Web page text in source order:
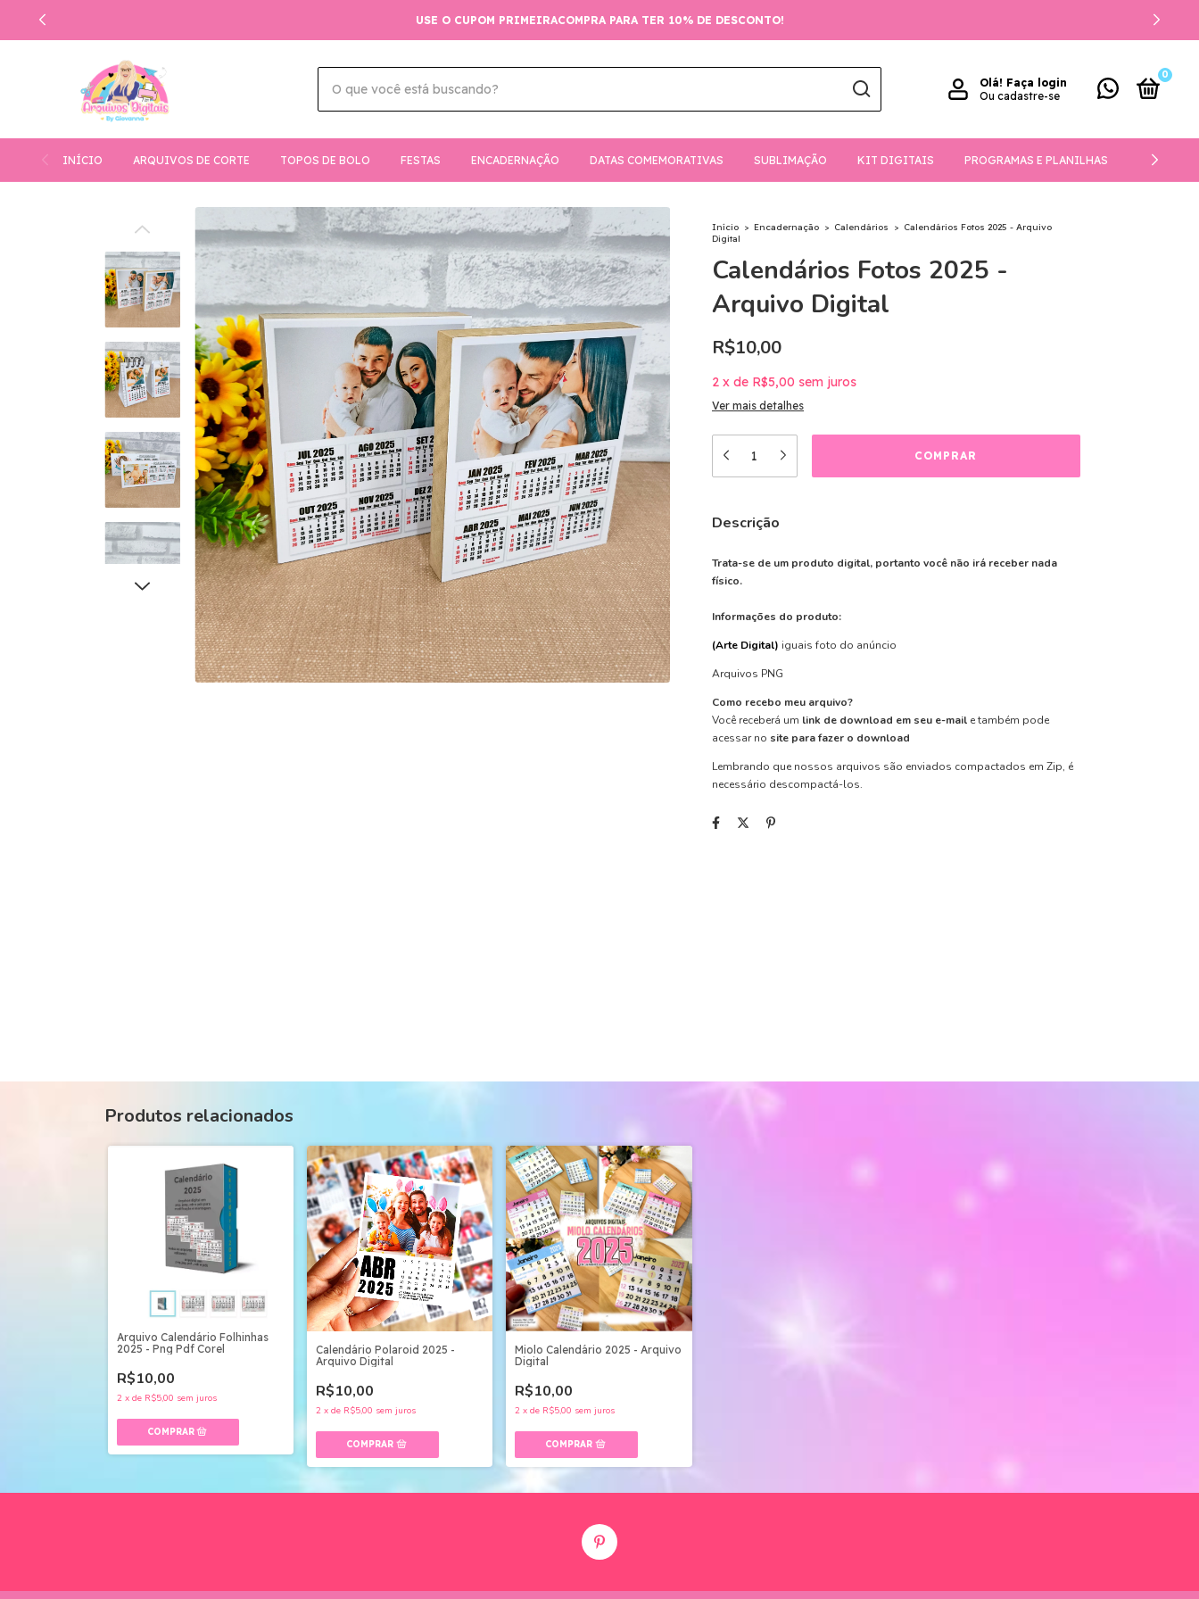
USE O CUPOM PRIMEIRACOMPRA PARA TER 10% DE DESCONTO!
Olá! Faça login
Ou cadastre-se
0
INÍCIO ARQUIVOS DE CORTE TOPOS DE BOLO FESTAS ENCADERNAÇÃO DATAS COMEMORATIVAS SUBLIMAÇÃO KIT DIGITAIS PROGRAMAS E PLANILHAS
Início > Encadernação > Calendários > Calendários Fotos 2025 - Arquivo
Digital
Calendários Fotos 2025 -
Arquivo Digital
R$10,00
2 x de R$5,00 sem juros
Ver mais detalhes
Descrição
Trata-se de um produto digital, portanto você não irá receber nada
físico.
Informações do produto:
(Arte Digital) iguais foto do anúncio
Arquivos PNG
Como recebo meu arquivo?
Você receberá um link de download em seu e-mail e também pode
acessar no site para fazer o download
Lembrando que nossos arquivos são enviados compactados em Zip, é
necessário descompactá-los.
Produtos relacionados
Arquivo Calendário Folhinhas
2025 - Png Pdf Corel
R$10,00
2 x de R$5,00 sem juros
Calendário Polaroid 2025 -
Arquivo Digital
R$10,00
2 xde R$5,00 sem juros
Miolo Calendário 2025 - Arquivo
Digital
R$10,00
2 xde R$5,00 sem juros